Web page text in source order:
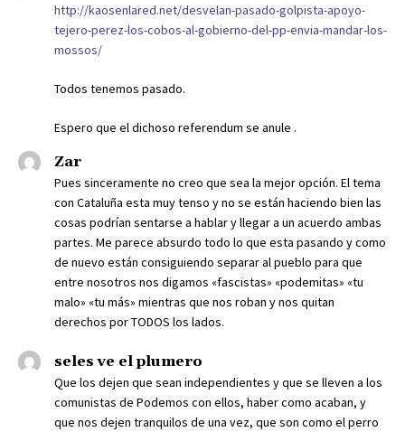
http://kaosenlared.net/desvelan-pasado-golpista-apoyo-
tejero-perez-los-cobos-al-gobierno-del-pp-envia-mandar-los-
mossos/
Todos tenemos pasado.
Espero que el dichoso referendum se anule .
Zar
Pues sinceramente no creo que sea la mejor opción. El tema
con Cataluña esta muy tenso y no se están haciendo bien las
cosas podrían sentarse a hablar y llegar a un acuerdo ambas
partes. Me parece absurdo todo lo que esta pasando y como
de nuevo están consiguiendo separar al pueblo para que
entre nosotros nos digamos «fascistas» «podemitas» «tu
malo» «tu más» mientras que nos roban y nos quitan
derechos por TODOS los lados.
seles ve el plumero
Que los dejen que sean independientes y que se lleven a los
comunistas de Podemos con ellos, haber como acaban, y
que nos dejen tranquilos de una vez, que son como el perro